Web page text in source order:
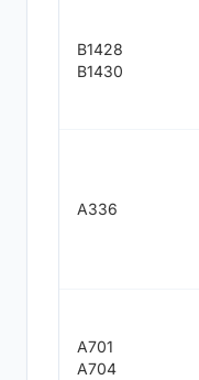
B1428
B1430
A336
A701
A704